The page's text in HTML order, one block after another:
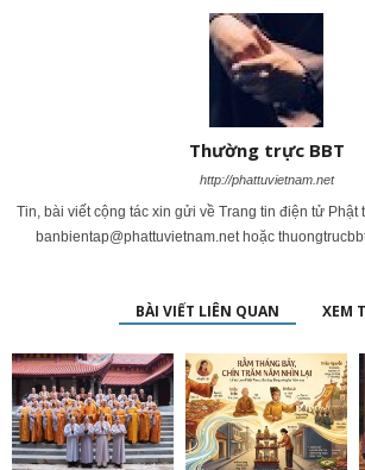
Thường trực BBT
http://phattuvietnam.net
Tin, bài viết cộng tác xin gửi về Trang tin điện tử Phật
banbientap@phattuvietnam.nethoặc
BÀI VIẾT LIÊN QUAN XEM